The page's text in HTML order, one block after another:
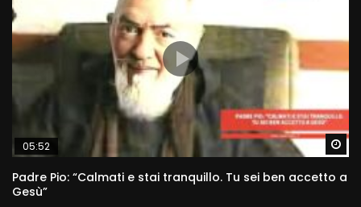
05:52
Padre Pio: “Calmati e stai tranquillo. Tu sei ben accetto a
Gesù”